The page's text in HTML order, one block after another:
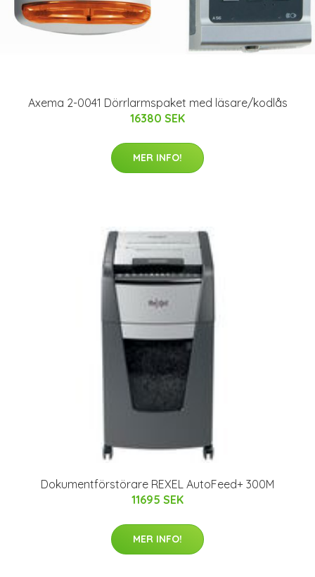
Axema 2-0041 Dörrlarmspaket med läsare/kodlås
16380 SEK
MER INFO!
Dokumentförstörare REXEL AutoFeed+ 300M
11695 SEK
MER INFO!